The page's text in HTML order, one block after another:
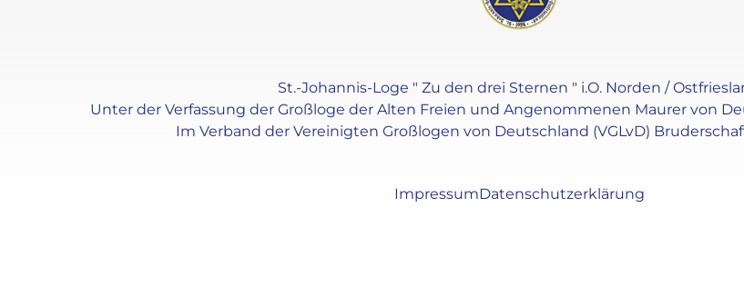
St.-Johannis-Loge " Zu den drei Sternen " i.O. Norden /
Unter der Verfassung der Großloge der Alten Freien und Angenommenen Maurer von
Im Verband der Vereinigten Großlogen von Deutschland (VGLvD)
ImpressumDatenschutzerklärung